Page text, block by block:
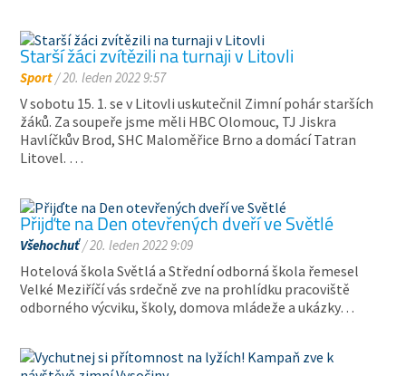
Starší žáci zvítězili na turnaji v Litovli
Sport/ 20. leden 2022 9:57
V sobotu 15. 1. se v Litovli uskutečnil Zimní pohár starších
žáků. Za soupeře jsme měli HBC Olomouc, TJ Jiskra
Havlíčkův Brod, SHC Maloměřice Brno a domácí Tatran
Litovel. …
Přijďte na Den otevřených dveří ve Světlé
Všehochuť/ 20. leden 2022 9:09
Hotelová škola Světlá a Střední odborná škola řemesel
Velké Meziříčí vás srdečně zve na prohlídku pracoviště
odborného výcviku, školy, domova mládeže a ukázky…